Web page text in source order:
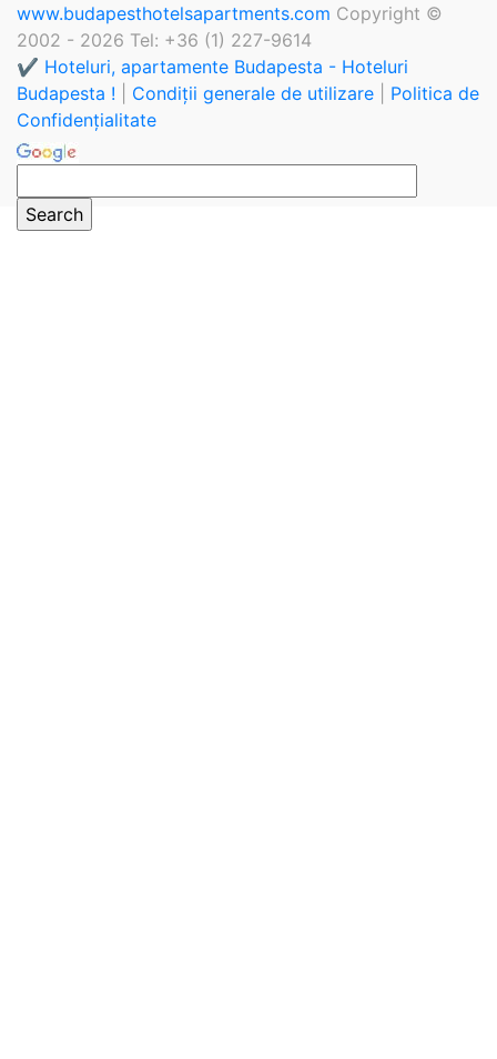
www.budapesthotelsapartments.com Copyright ©
2002 - 2026 Tel: +36 (1) 227-9614
✔️ Hoteluri, apartamente Budapesta - Hoteluri
Budapesta !
Condiții generale de utilizare
Politica de
Confidențialitate